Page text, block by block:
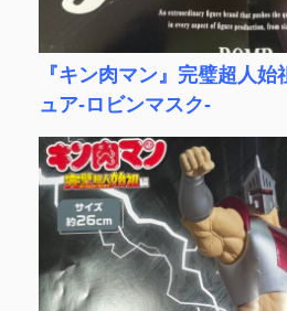
『キン肉マン』完璧超人
ュア-ロビンマスク-